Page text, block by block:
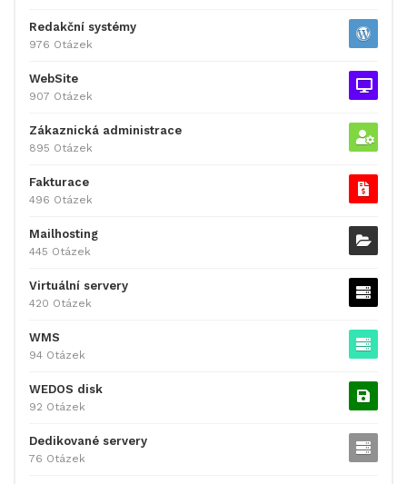
Redakční systémy
976 Otázek
WebSite
907 Otázek
Zákaznická administrace
895 Otázek
Fakturace
496 Otázek
Mailhosting
445 Otázek
Virtuální servery
420 Otázek
WMS
94 Otázek
WEDOS disk
92 Otázek
Dedikované servery
76 Otázek